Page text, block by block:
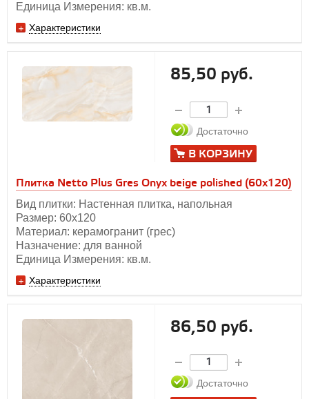
Единица Измерения: кв.м.
Характеристики
Плитка Netto Plus Gres Onyx beige polished (60x120)
Вид плитки: Настенная плитка, напольная
Размер: 60х120
Материал: керамогранит (грес)
Назначение: для ванной
Единица Измерения: кв.м.
Характеристики
85,50 руб.
Достаточно
В КОРЗИНУ
86,50 руб.
Достаточно